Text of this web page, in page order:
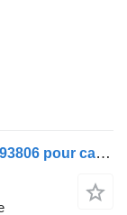
Pompe de direction assistée HPI XA5093806 pour camion Renault MAGNUM 480